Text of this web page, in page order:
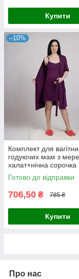
Купити
–10%
Комплект для
годуючих мам з
халат+нічна сорочка
сливовий р.44-60
Готово до відправки
706,50 ₴ 785 ₴
Купити
Про нас